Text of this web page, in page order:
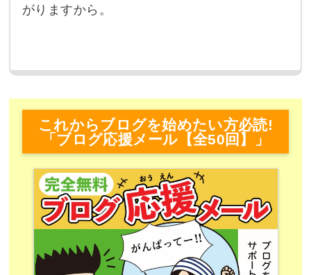
がりますから。
これからブログを始めたい方必読!
「ブログ応援メール【全50回】」